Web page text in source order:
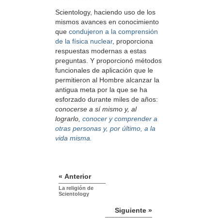
Scientology, haciendo uso de los
mismos avances en conocimiento
que condujeron a la comprensión
de la física nuclear, proporciona
respuestas modernas a estas
preguntas. Y proporcionó métodos
funcionales de aplicación que le
permitieron al Hombre alcanzar la
antigua meta por la que se ha
esforzado durante miles de años:
conocerse a sí mismo y, al
lograrlo, conocer y comprender a
otras personas y, por último, a la
vida misma.
« Anterior
La religión de
Scientology
Siguiente »